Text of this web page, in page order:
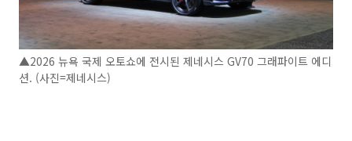
▲2026 뉴욕 국제 오토쇼에 전시된 제네시스 GV70 그래파이트 에디
션. (사진=제네시스)